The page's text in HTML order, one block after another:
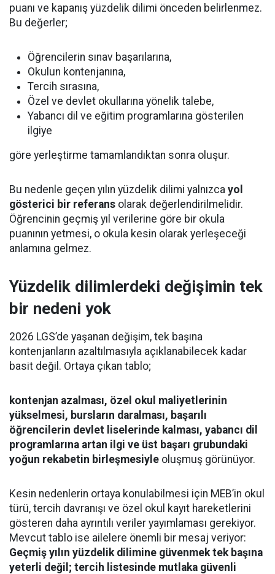
puanı ve kapanış yüzdelik dilimi önceden belirlenmez.
Bu değerler;
Öğrencilerin sınav başarılarına,
Okulun kontenjanına,
Tercih sırasına,
Özel ve devlet okullarına yönelik talebe,
Yabancı dil ve eğitim programlarına gösterilen
ilgiye
göre yerleştirme tamamlandıktan sonra oluşur.
Bu nedenle geçen yılın yüzdelik dilimi yalnızca yol
gösterici bir referans olarak değerlendirilmelidir.
Öğrencinin geçmiş yıl verilerine göre bir okula
puanının yetmesi, o okula kesin olarak yerleşeceği
anlamına gelmez.
Yüzdelik dilimlerdeki değişimin tek
bir nedeni yok
2026 LGS’de yaşanan değişim, tek başına
kontenjanların azaltılmasıyla açıklanabilecek kadar
basit değil. Ortaya çıkan tablo;
kontenjan azalması, özel okul maliyetlerinin
yükselmesi, bursların daralması, başarılı
öğrencilerin devlet liselerinde kalması, yabancı dil
programlarına artan ilgi ve üst başarı grubundaki
yoğun rekabetin birleşmesiyle oluşmuş görünüyor.
Kesin nedenlerin ortaya konulabilmesi için MEB’in okul
türü, tercih davranışı ve özel okul kayıt hareketlerini
gösteren daha ayrıntılı veriler yayımlaması gerekiyor.
Mevcut tablo ise ailelere önemli bir mesaj veriyor:
Geçmiş yılın yüzdelik dilimine güvenmek tek başına
yeterli değil; tercih listesinde mutlaka güvenli